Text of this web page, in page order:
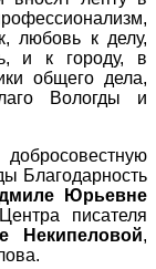
любовь к делу,
и к городу, в
общего дела,
Вологды и
Благодарность
Юрьевне
писателя
Некипеловой,